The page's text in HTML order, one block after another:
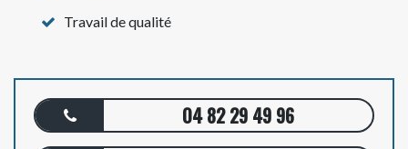
Travail de qualité
04 82 29 49 96